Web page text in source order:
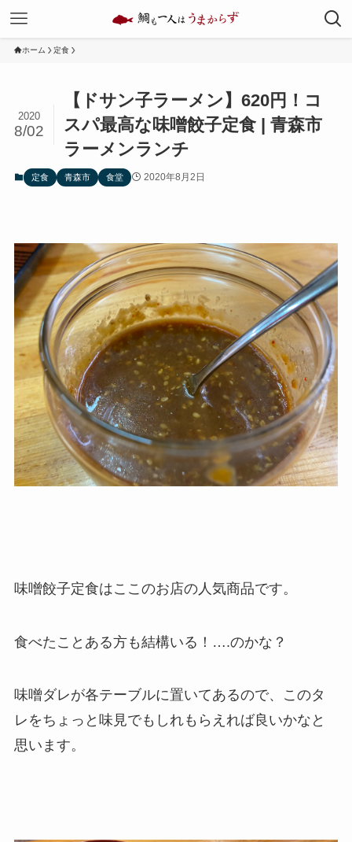
ホーム 定食
【ドサン子ラーメン】620円！コ
スパ最高な味噌餃子定食 | 青森市
ラーメンランチ
2020
8/02
定食 青森市 食堂 2020年8月2日
味噌餃子定食はここのお店の人気商品です。
食べたことある方も結構いる！….のかな？
味噌ダレが各テーブルに置いてあるので、このタ
レをちょっと味見でもしれもらえれば良いかなと
思います。